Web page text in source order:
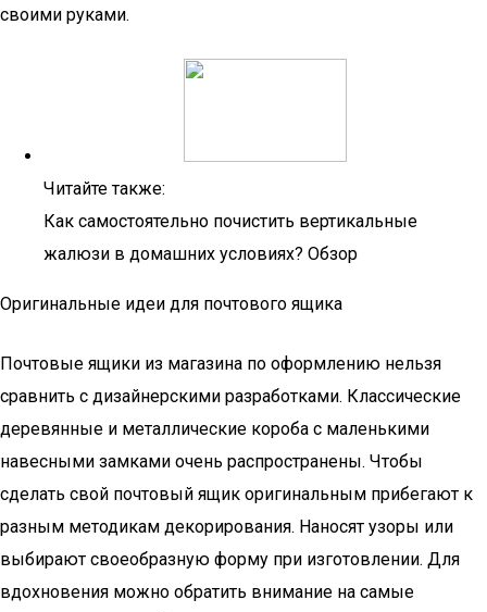
своими руками.
Читайте также:
Как самостоятельно почистить вертикальные
жалюзи в домашних условиях? Обзор
Оригинальные идеи для почтового ящика
Почтовые ящики из магазина по оформлению нельзя
сравнить с дизайнерскими разработками. Классические
деревянные и металлические короба с маленькими
навесными замками очень распространены. Чтобы
сделать свой почтовый ящик оригинальным прибегают к
разным методикам декорирования. Наносят узоры или
выбирают своеобразную форму при изготовлении. Для
вдохновения можно обратить внимание на самые